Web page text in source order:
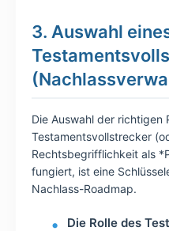
3. Auswahl
Die Auswahl der richtigen
Testamentsvollstrecker
Rechtsbegrifflichkeit als
fungiert, ist eine
Nachlass-Roadmap.
Die Rolle des